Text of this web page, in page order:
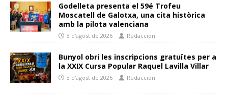
Godelleta presenta el 59é Trofeu
Moscatell de Galotxa, una cita històrica
amb la pilota valenciana
3 d'agost de 2026 Redacción
Bunyol obri les inscripcions gratuïtes per a
la XXIX Cursa Popular Raquel Lavilla Villar
3 d'agost de 2026 Redaccion